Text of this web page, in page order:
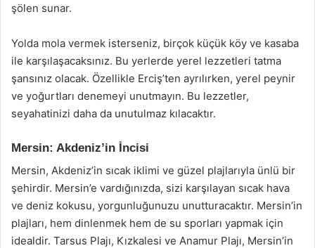
şölen sunar.
Yolda mola vermek isterseniz, birçok küçük köy ve kasaba
ile karşılaşacaksınız. Bu yerlerde yerel lezzetleri tatma
şansınız olacak. Özellikle Erciş’ten ayrılırken, yerel peynir
ve yoğurtları denemeyi unutmayın. Bu lezzetler,
seyahatinizi daha da unutulmaz kılacaktır.
Mersin: Akdeniz’in İncisi
Mersin, Akdeniz’in sıcak iklimi ve güzel plajlarıyla ünlü bir
şehirdir. Mersin’e vardığınızda, sizi karşılayan sıcak hava
ve deniz kokusu, yorgunluğunuzu unutturacaktır. Mersin’in
plajları, hem dinlenmek hem de su sporları yapmak için
idealdir. Tarsus Plajı, Kızkalesi ve Anamur Plajı, Mersin’in